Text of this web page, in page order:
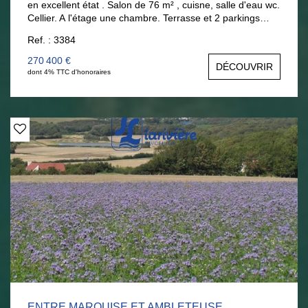
en excellent état . Salon de 76 m² , cuisne, salle d'eau wc.
Cellier. A l'étage une chambre. Terrasse et 2 parkings
Ref. : 3384
270 400 €
dont 4% TTC d'honoraires DÉCOUVRIR